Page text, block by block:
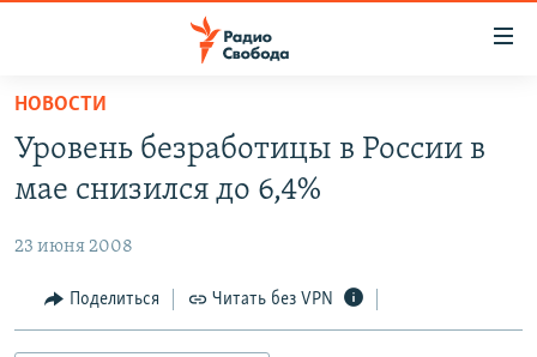
упрощенного
доступа
основному
Вернутся
ПОДКАСТЫ
ЦИТАТЫ СВОБОДЫ
МНЕНИЯ
НОВОСТИ
Уровень безработицы в России в
мае снизился до 6,4%
23 июня 2008
Поделиться Читать без VPN